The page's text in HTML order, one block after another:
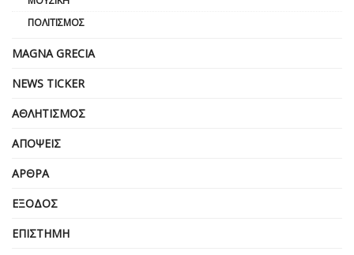
ΠΟΛΙΤΙΣΜΌΣ
MAGNA GRECIA
NEWS TICKER
ΑΘΛΗΤΙΣΜΌΣ
ΑΠΌΨΕΙΣ
ΆΡΘΡΑ
ΈΞΟΔΟΣ
ΕΠΙΣΤΉΜΗ